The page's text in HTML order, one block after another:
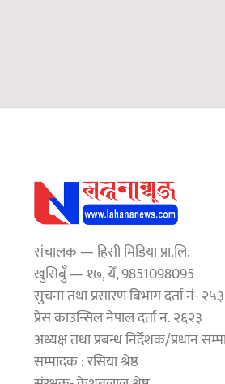
संचालक — हिसी मिडिया प्रा.लि.
खुसिबुँ — १७, येँ, 9851098095
सुचना तथा प्रसारण बिभाग दर्ता नं-
प्रेस काउन्सिल नेपाल दर्ता न. २६२३
अध्यक्ष तथा प्रबन्ध निर्देशक/प्रधान
सम्पादक : रसिया श्रेष्ठ